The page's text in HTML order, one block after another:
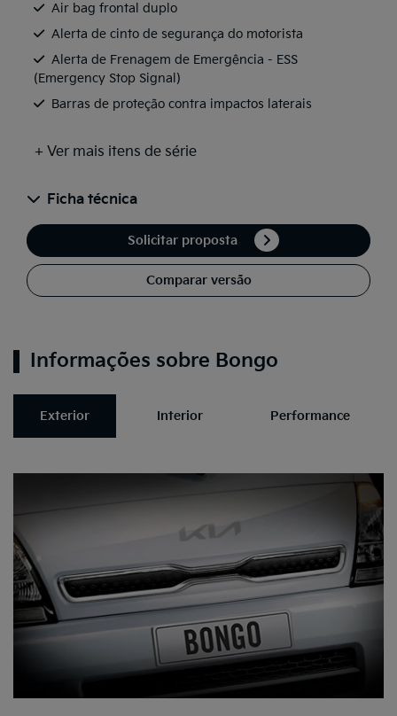
Air bag frontal duplo
Alerta de cinto de segurança do motorista
Alerta de Frenagem de Emergência - ESS
(Emergency Stop Signal)
Barras de proteção contra impactos laterais
+ Ver mais itens de série
Ficha técnica
Solicitar proposta
Comparar versão
Informações sobre Bongo
Exterior Interior Performance